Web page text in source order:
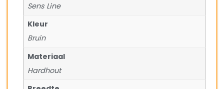
Sens Line
Kleur
Bruin
Materiaal
Hardhout